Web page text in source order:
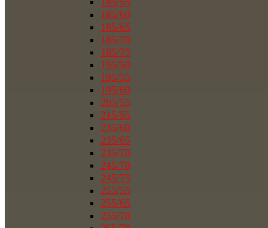
185/60
185/65
185/70
185/75
195/50
195/55
195/60
205/55
215/55
235/60
235/65
235/70
245/70
245/75
255/55
255/65
255/70